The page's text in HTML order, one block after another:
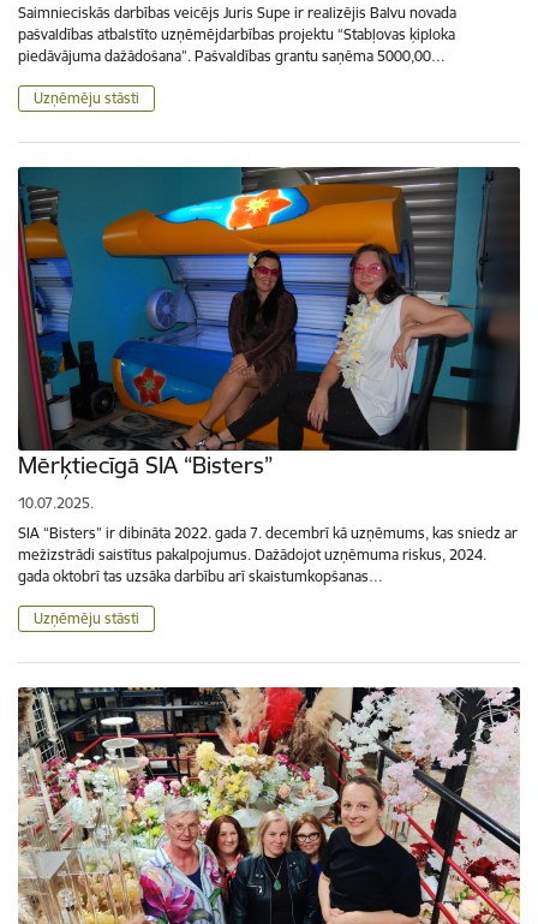
Saimnieciskās darbības veicējs Juris Supe ir realizējis Balvu novada
pašvaldības atbalstīto uzņēmējdarbības projektu “Stabļovas ķiploka
piedāvājuma dažādošana”. Pašvaldības grantu saņēma 5000,00…
Uzņēmēju stāsti
Mērķtiecīgā SIA “Bisters”
10.07.2025.
SIA “Bisters” ir dibināta 2022. gada 7. decembrī kā uzņēmums, kas sniedz ar
mežizstrādi saistītus pakalpojumus. Dažādojot uzņēmuma riskus, 2024.
gada oktobrī tas uzsāka darbību arī skaistumkopšanas…
Uzņēmēju stāsti